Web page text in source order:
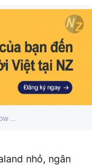
...
nhỏ, ngân